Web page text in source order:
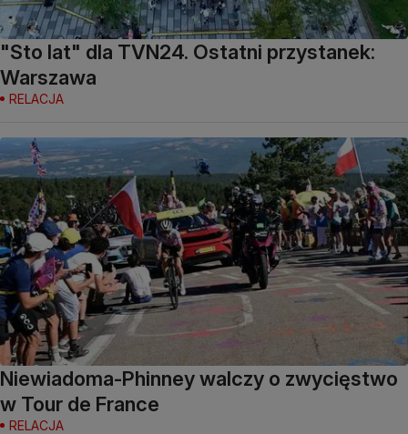
"Sto lat" dla TVN24. Ostatni przystanek:
Warszawa
RELACJA
Niewiadoma-Phinney walczy o zwycięstwo
w Tour de France
RELACJA